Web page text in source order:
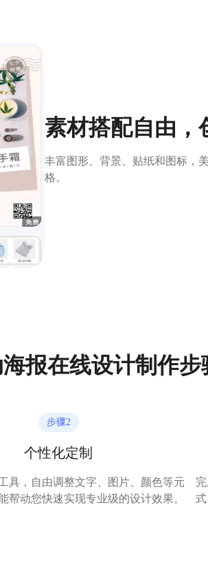
素材搭配自由，
丰富图形、背景、贴纸和图标，
格。
报在线设计制作步
步骤2
个性化定制
具，自由调整文字、图片、颜色等元
帮动您快速实现专业级的设计效果。